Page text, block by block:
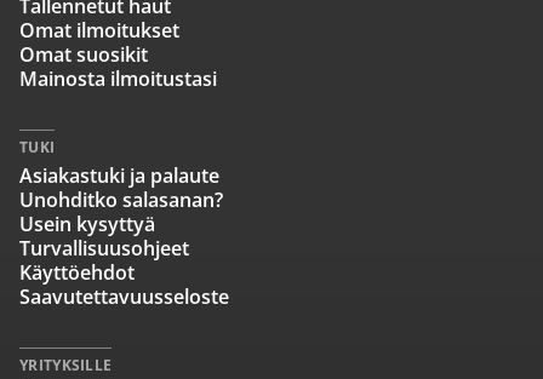
Tallennetut haut
Omat ilmoitukset
Omat suosikit
Mainosta ilmoitustasi
TUKI
Asiakastuki ja palaute
Unohditko salasanan?
Usein kysyttyä
Turvallisuusohjeet
Käyttöehdot
Saavutettavuusseloste
YRITYKSILLE